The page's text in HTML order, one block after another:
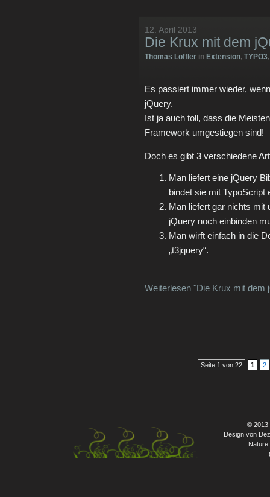
12. April 2013
Die Krux mit dem
Thomas Löffler in Extension, TYPO3
Es passiert immer wieder,
jQuery.
Ist ja auch toll, dass die
Framework umgestiegen sind!
Doch es gibt 3 verschiedene
Man liefert eine jQuery
bindet sie mit TypoScript
Man liefert gar nichts mit
jQuery noch einbinden
Man wirft einfach in die
„t3jquery“.
Weiterlesen "Die Krux mit dem
Seite 1 von 22 1 2
© 2013
Design von
Nature